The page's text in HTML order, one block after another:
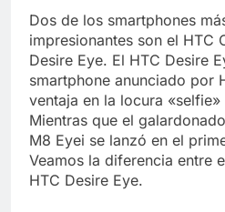
7
7
Dos de los smartphones
impresionantes son el HTC
Desire Eye. El HTC Desire
smartphone anunciado por
ventaja en la locura
Mientras que el
M8 Eyei se lanzó en el
Veamos la diferencia entre
HTC Desire Eye.